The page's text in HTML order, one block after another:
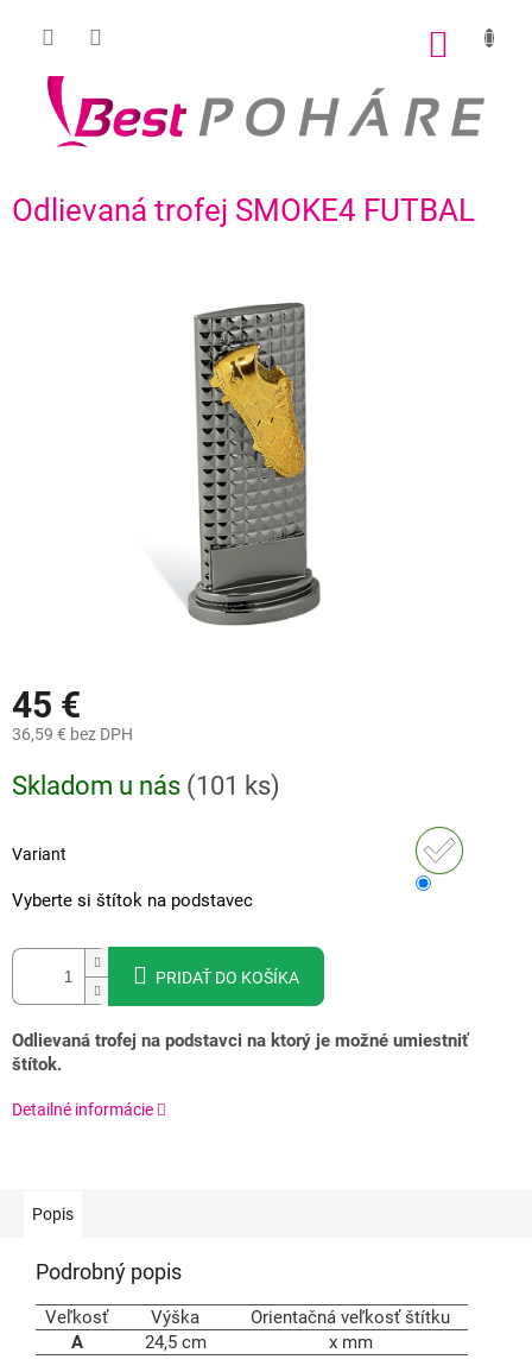
Odlievaná trofej SMOKE4 FUTBAL
45 €
36,59 € bez DPH
cena:
Skladom u nás (101 ks)
Variant
Vyberte si štítok na podstavec
PRIDAŤ DO KOŠÍKA
Odlievaná trofej na podstavci na ktorý je možné umiestniť
štítok.
Detailné informácie
Popis
Podrobný popis
Veľkosť Výška
Orientačná veľkosť štítku
A
24,5 cm x mm